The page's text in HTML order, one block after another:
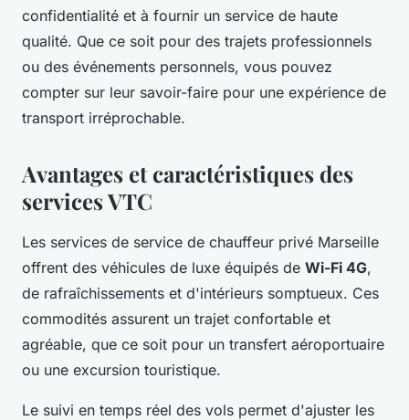
confidentialité et à fournir un service de haute
qualité. Que ce soit pour des trajets professionnels
ou des événements personnels, vous pouvez
compter sur leur savoir-faire pour une expérience de
transport irréprochable.
Avantages et caractéristiques des
services VTC
Les services de service de chauffeur privé Marseille
offrent des véhicules de luxe équipés de Wi-Fi 4G,
de rafraîchissements et d'intérieurs somptueux. Ces
commodités assurent un trajet confortable et
agréable, que ce soit pour un transfert aéroportuaire
ou une excursion touristique.
Le suivi en temps réel des vols permet d'ajuster les